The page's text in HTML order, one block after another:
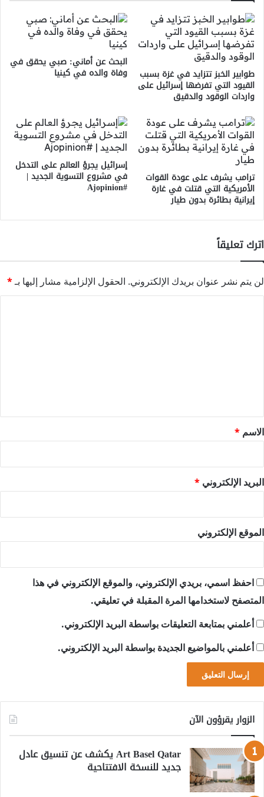
طوابير الخبز تتزايد في غزة بسبب
القيود التي تفرضها إسرائيل على
واردات الوقود والدقيق
البحث عن أماني: صبي يحقق في
وفاة والده في كينيا
ترامب يشرف على عودة القوات
الأمريكية التي قتلت في غارة
إيرانية بطائرة بدون طيار
إسرائيل يجرؤ العالم على التدخل
في مشروع التسوية الجديد |
#Ajopinion
اترك تعليقاً
لن يتم نشر عنوان بريدك الإلكتروني. الحقول الإلزامية مشار إليها بـ*
*
الاسم *
البريد الإلكتروني *
الموقع الإلكتروني
احفظ اسمي، بريدي الإلكتروني، والموقع الإلكتروني في هذا
المتصفح لاستخدامها المرة المقبلة في تعليقي.
أعلمني بمتابعة التعليقات بواسطة البريد الإلكتروني.
أعلمني بالمواضيع الجديدة بواسطة البريد الإلكتروني.
الزوار يقرؤون الآن
Art Basel Qatar يكشف عن تنسيق عادل
جديد للنسخة الافتتاحية